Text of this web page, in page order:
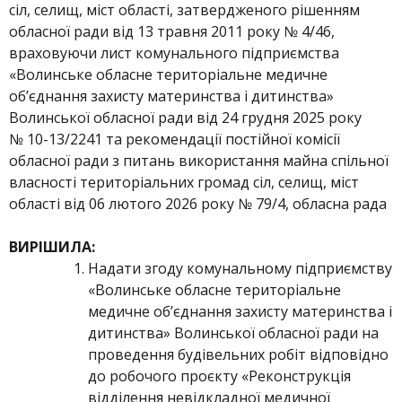
сіл, селищ, міст області, затвердженого рішенням
обласної ради від 13 травня 2011 року № 4/46,
враховуючи лист комунального підприємства
«Волинське обласне територіальне медичне
об’єднання захисту материнства і дитинства»
Волинської обласної ради від 24 грудня 2025 року
№ 10-13/2241 та рекомендації постійної комісії
обласної ради з питань використання майна спільної
власності територіальних громад сіл, селищ, міст
області від 06 лютого 2026 року № 79/4, обласна рада
ВИРІШИЛА:
Надати згоду комунальному підприємству
«Волинське обласне територіальне
медичне об’єднання захисту материнства і
дитинства» Волинської обласної ради на
проведення будівельних робіт відповідно
до робочого проєкту «Реконструкція
відділення невідкладної медичної